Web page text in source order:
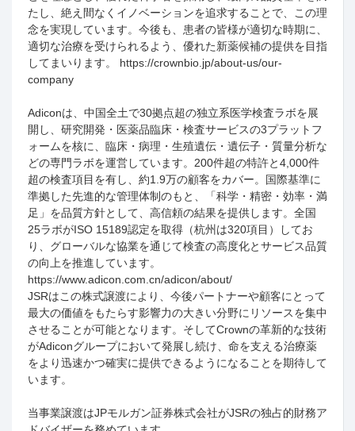
たし、絶え間なくイノベーションを追求することで、この理
念を実現しています。今後も、患者の皆様が適切な時期に、
適切な治療を受けられるよう、優れた新薬候補の提供を目指
してまいります。 https://crownbio.jp/about-us/our-
company
Adiconは、中国全土で30拠点超の独立系医学検査ラボを展
開し、研究開発・医薬品臨床・検査サービスの3プラットフ
ォームを核に、臨床・病理・生殖遺伝・遺伝子・質量分析な
どの専門ラボを運営しています。 200件超の特許と4,000件
超の検査項目を有し、約1.9万の顧客をカバー。国際基準に
準拠した先進的な管理体制のもと、「科学・精密・効率・満
足」を品質方針として、高信頼の結果を提供します。全国
25ラボがISO 15189認定を取得（杭州は320項目）してお
り、グローバルな協業を通じて検査の高度化とサービス品質
の向上を推進しています。
https://www.adicon.com.cn/adicon/about/
JSRはこの株式譲渡により、今後パートナーや顧客にとって
最大の価値をもたらす影響力の大きい分野にリソースを集中
させることが可能となります。そしてCrownの革新的な技術
がAdiconグループにおいて発展し続け、命を支える治療薬
をより迅速かつ確実に提供できるようになることを期待して
います。
当事業譲渡はJPモルガン証券株式会社がJSRの独占的財務ア